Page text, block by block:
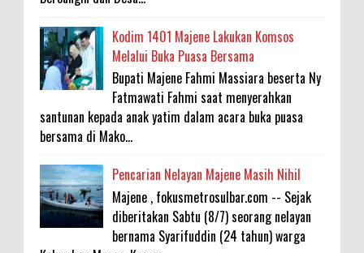
Kodim 1401 Majene Lakukan Komsos
Melalui Buka Puasa Bersama
Bupati Majene Fahmi Massiara beserta Ny
Fatmawati Fahmi saat menyerahkan
santunan kepada anak yatim dalam acara buka puasa
bersama di Mako...
Pencarian Nelayan Majene Masih Nihil
Majene , fokusmetrosulbar.com -- Sejak
diberitakan Sabtu (8/7) seorang nelayan
bernama Syarifuddin (24 tahun) warga